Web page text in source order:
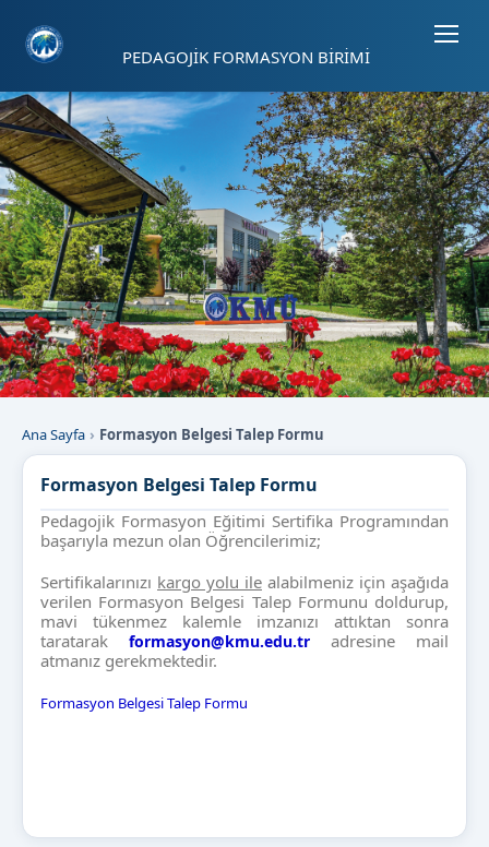
PEDAGOJİK FORMASYON BİRİMİ
Ana Sayfa Formasyon Belgesi Talep Formu
Formasyon Belgesi Talep Formu
Pedagojik Formasyon Eğitimi Sertifika Programından
başarıyla mezun olan Öğrencilerimiz;
Sertifikalarınızı kargo yolu ile alabilmeniz için aşağıda
verilen Formasyon Belgesi Talep Formunu doldurup,
mavi tükenmez kalemle imzanızı attıktan sonra
taratarak formasyon@kmu.edu.tr adresine mail
atmanız gerekmektedir.
Formasyon Belgesi Talep Formu